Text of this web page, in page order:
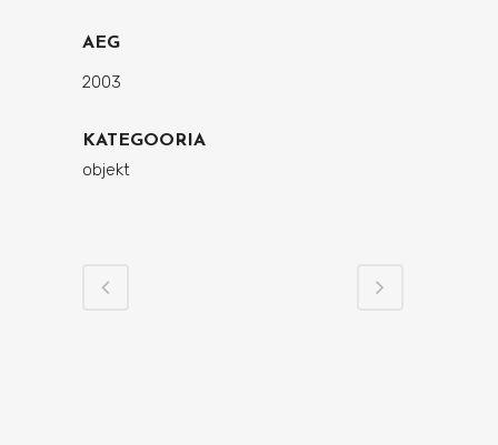
AEG
2003
KATEGOORIA
objekt